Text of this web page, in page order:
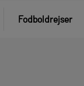
Fodboldrejser